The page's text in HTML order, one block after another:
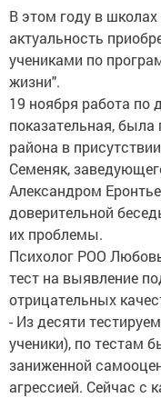
В этом году в
актуальность
учениками по
жизни".
19 ноября работа по
показательная,
района в
Семеняк,
Александром
доверительной
их проблемы.
Психолог РОО
тест на выявление
отрицательных
- Из десяти
ученики), по тестам
заниженной
агрессией. Сейчас с